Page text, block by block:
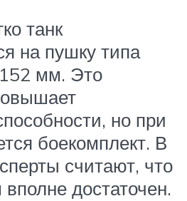
танк
на пушку типа
мм. Это
но при
боекомплект. В
считают, что
достаточен.